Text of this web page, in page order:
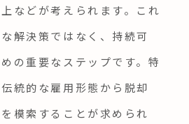
などが考えられます。これ
解決策ではなく、持続可
の重要なステップです。特
統的な雇用形態から脱却
模索することが求められ